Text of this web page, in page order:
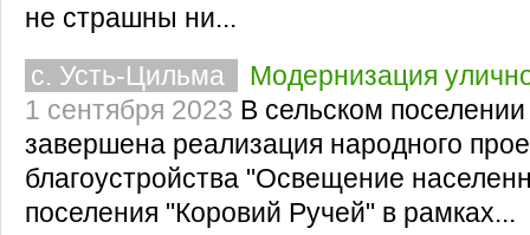
не страшны ни...
с. Усть-Цильма
Модернизация
1 сентября 2023 В сельском
завершена реализация народного
благоустройства "Освещение
поселения "Коровий Ручей" в рамках...